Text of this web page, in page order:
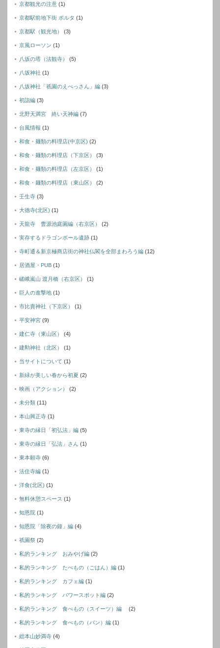
京都観光の注意 (1)
京都駅前地下街 ポルタ (1)
京都駅（観光地） (3)
京風ローソン (1)
八坂の塔（法観寺） (5)
八坂神社 (1)
八坂神社「祇園のえべっさん」編 (3)
初詣編 (3)
北野天満宮 終い天神編 (7)
台風情報 (1)
和食・麺類の料理店(中京区) (2)
和食・麺類の料理店（下京区） (3)
和食・麺類の料理店（左京区） (1)
和食・麺類の料理店（東山区） (2)
壬生寺 (3)
大徳寺(北区) (1)
天龍寺 曹源池庭園編（右京区） (2)
実存するドラゴンボール遺跡 (1)
寺町通＆新京極商店街の神社仏閣を全部まわろう編 (12)
居酒屋・PUB (1)
嵯峨嵐山 渡月橋（右京区） (1)
巨人の進撃地 (1)
市比賣神社（下京区） (1)
平安神宮 (9)
建仁寺（東山区） (4)
建勲神社（北区） (1)
当サイトについて (1)
新緑が美しい春から初夏 (2)
映画（アクション） (2)
未分類 (11)
本山興正寺 (1)
東寺の縁日「初弘法」編 (5)
東寺の縁日「弘法」さん (1)
東本願寺 (6)
法住寺編 (1)
洋食(北区) (1)
無料休憩スペース (1)
知恩院 (1)
知恩院「除夜の鐘」編 (4)
祇園祭 (2)
私的ランキング おみやげ編 (2)
私的ランキング たべもの（ごはん）編 (1)
私的ランキング カフェ編 (1)
私的ランキング パワースポット編 (2)
私的ランキング 食べもの（スイーツ）編 (2)
私的ランキング 食べもの（パン）編 (1)
総本山妙満寺 (4)